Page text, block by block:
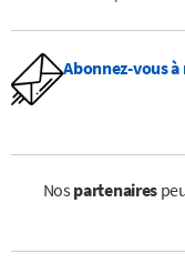
Abonnez-vous
Nospartenaires